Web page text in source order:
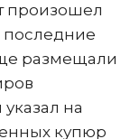
произошел
последние
размещали
на
купюр